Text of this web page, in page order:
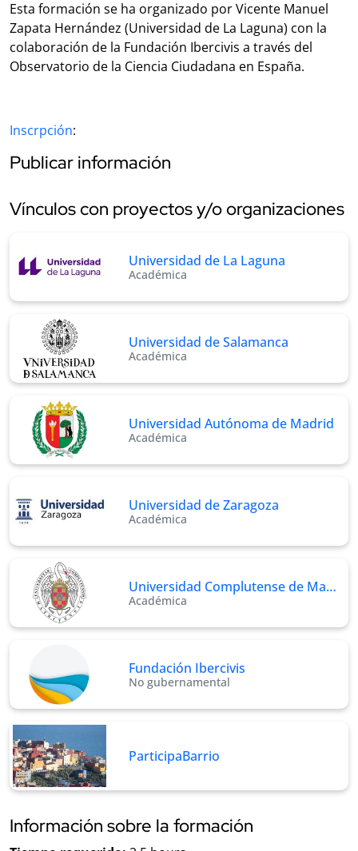
Esta formación se ha organizado por Vicente Manuel
Zapata Hernández (Universidad de La Laguna) con la
colaboración de la Fundación Ibercivis a través del
Observatorio de la Ciencia Ciudadana en España.
Inscrpción:
Publicar información
Vínculos con proyectos y/o organizaciones
Universidad de La Laguna
Académica
Universidad de Salamanca
Académica
Universidad Autónoma de Madrid
Académica
Universidad de Zaragoza
Académica
Universidad Complutense de Ma…
Académica
Fundación Ibercivis
No gubernamental
ParticipaBarrio
Información sobre la formación